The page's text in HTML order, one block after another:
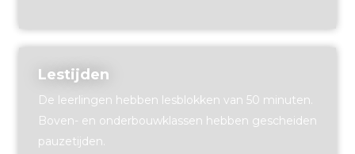
Lestijden
De leerlingen hebben lesblokken van 50 minuten.
Boven- en onderbouwklassen hebben gescheiden
pauzetijden.